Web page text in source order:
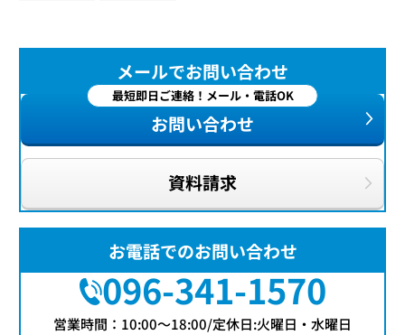
メールでお問い合わせ
最短即日ご連絡！メール・電話OK
お問い合わせ
資料請求
お電話でのお問い合わせ
096-341-1570
営業時間：10:00〜18:00/定休日:火曜日・水曜日